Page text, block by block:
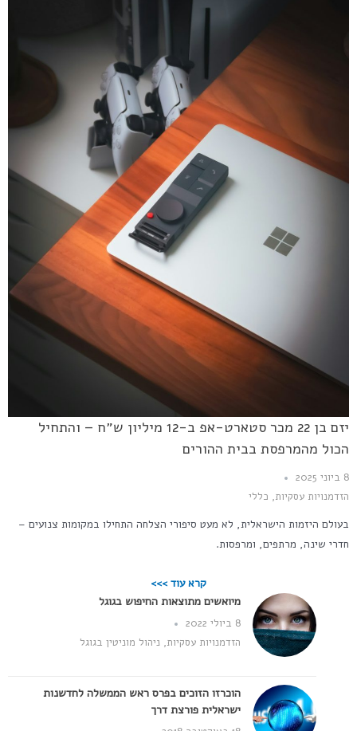
יזם בן 22 מכר סטארט-אפ ב-12 מיליון ש״ח – והתחיל
הכול מהמרפסת בבית ההורים
8 ביוני 2025
הזדמנויות עסקיות, כללי
בעולם היזמות הישראלית, לא מעט סיפורי הצלחה התחילו במקומות צנועים –
חדרי שינה, מרתפים, ומרפסות.
קרא עוד >>>
מיואשים מתוצאות החיפוש בגוגל
8 ביולי 2022
הזדמנויות עסקיות,ניהול מוניטין בגוגל
הוכרזו הזוכים בפרס ראש הממשלה לחדשנות
ישראלית פורצת דרך